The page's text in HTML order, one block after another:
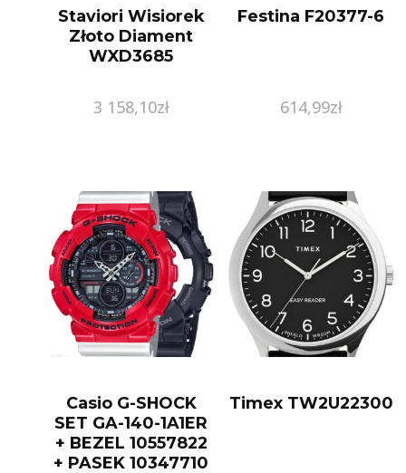
Staviori Wisiorek
Złoto Diament
WXD3685
3 158,10zł
Festina F20377-6
614,99zł
Casio G-SHOCK
SET GA-140-1A1ER
+ BEZEL 10557822
+ PASEK 10347710
Timex TW2U22300